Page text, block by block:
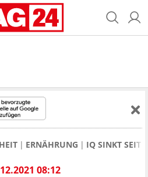
ERNÄHRUNG IQ SINKT SEIT
08:12